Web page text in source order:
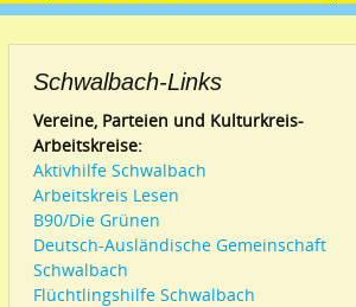
nach:
Schwalbach-Links
Vereine, Parteien und Kulturkreis-
Arbeitskreise:
Aktivhilfe Schwalbach
Arbeitskreis Lesen
B90/Die Grünen
Deutsch-Ausländische Gemeinschaft
Schwalbach
Flüchtlingshilfe Schwalbach